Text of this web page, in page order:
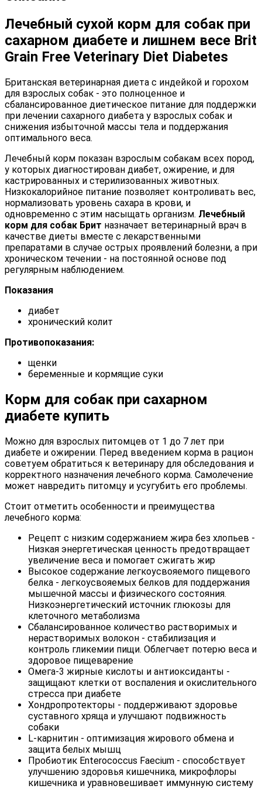
Лечебный сухой корм для собак при
сахарном диабете и лишнем весе Brit
Grain Free Veterinary Diet Diabetes
Британская ветеринарная диета с индейкой и горохом
для взрослых собак - это полноценное и
сбалансированное диетическое питание для поддержки
при лечении сахарного диабета у взрослых собак и
снижения избыточной массы тела и поддержания
оптимального веса.
Лечебный корм показан взрослым собакам всех пород,
у которых диагностирован диабет, ожирение, и для
кастрированных и стерилизованных животных.
Низкокалорийное питание позволяет контроливать вес,
нормализовать уровень сахара в крови, и
одновременно с этим насыщать организм. Лечебный
корм для собак Брит назначает ветеринарный врач в
качестве диеты вместе с лекарственными
препаратами в случае острых проявлений болезни, а при
хроническом течении - на постоянной основе под
регулярным наблюдением.
Показания
диабет
хронический колит
Противопоказания:
щенки
беременные и кормящие суки
Корм для собак при сахарном
диабете купить
Можно для взрослых питомцев от 1 до 7 лет при
диабете и ожирении. Перед введением корма в рацион
советуем обратиться к ветеринару для обследования и
корректного назначения лечебного корма. Самолечение
может навредить питомцу и усугубить его проблемы.
Стоит отметить особенности и преимущества
лечебного корма:
Рецепт с низким содержанием жира без хлопьев -
Низкая энергетическая ценность предотвращает
увеличение веса и помогает сжигать жир
Высокое содержание легкоусвояемого пищевого
белка - легкоусвояемых белков для поддержания
мышечной массы и физического состояния.
Низкоэнергетический источник глюкозы для
клеточного метаболизма
Сбалансированное количество растворимых и
нерастворимых волокон - стабилизация и
контроль гликемии пищи. Облегчает потерю веса и
здоровое пищеварение
Омега-3 жирные кислоты и антиоксиданты -
защищают клетки от воспаления и окислительного
стресса при диабете
Хондропротекторы - поддерживают здоровье
суставного хряща и улучшают подвижность
собаки
L-карнитин - оптимизация жирового обмена и
защита белых мышц
Пробиотик Enterococcus Faecium - способствует
улучшению здоровья кишечника, микрофлоры
кишечника и уравновешивает иммунную систему